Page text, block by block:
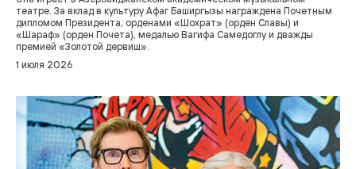
театре. За вклад в культуру Афаг Баширгызы награждена Почетным
дипломом Президента, орденами «Шохрат» (орден Славы) и
«Шараф» (орден Почета), медалью Вагифа Самедоглу и дважды
премией «Золотой дервиш».
1 июля 2026